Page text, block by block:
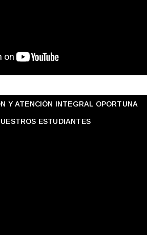
Y ATENCIÓN INTEGRAL OPORTUNA
ESTUDIANTES